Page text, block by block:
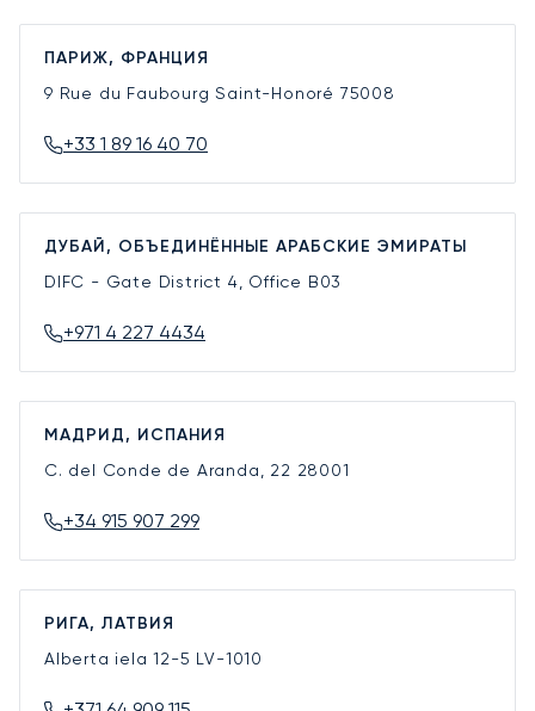
ПАРИЖ, ФРАНЦИЯ
9 Rue du Faubourg Saint-Honoré 75008
+33 1 89 16 40 70
ДУБАЙ, ОБЪЕДИНЁННЫЕ АРАБСКИЕ ЭМИРАТЫ
DIFC - Gate District 4, Office B03
+971 4 227 4434
МАДРИД, ИСПАНИЯ
C. del Conde de Aranda, 22 28001
+34 915 907 299
РИГА, ЛАТВИЯ
Alberta iela 12-5 LV-1010